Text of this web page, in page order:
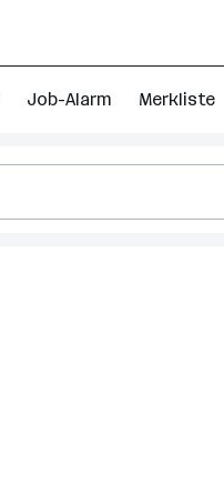
Job-Alarm Merkliste